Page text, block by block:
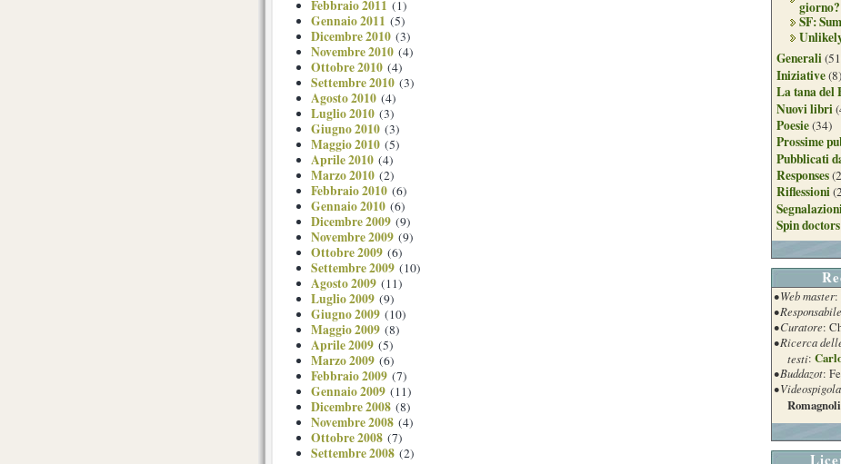
giorno?
SF:
Generali
Iniziative(8)
La tana del
Nuovi libri
Poesie(34)
Prossime
Pubblicati
Responses
Riflessioni
Spin doctors
• Web master:
• Responsabile
• Curatore:
• Ricerca
testi:
• Buddazot:
•
Romagnoli
Febbraio 2011 (1)
Gennaio 2011 (5)
Dicembre 2010 (3)
Novembre 2010 (4)
Ottobre 2010 (4)
Settembre 2010 (3)
Agosto 2010 (4)
Luglio 2010 (3)
Giugno 2010 (3)
Maggio 2010 (5)
Aprile 2010 (4)
Marzo 2010 (2)
Febbraio 2010 (6)
Gennaio 2010 (6)
Dicembre 2009 (9)
Novembre 2009 (9)
Ottobre 2009 (6)
Settembre 2009 (10)
Agosto 2009 (11)
Luglio 2009 (9)
Giugno 2009 (10)
Maggio 2009 (8)
Aprile 2009 (5)
Marzo 2009 (6)
Febbraio 2009 (7)
Gennaio 2009 (11)
Dicembre 2008 (8)
Novembre 2008 (4)
Ottobre 2008 (7)
Settembre 2008 (2)